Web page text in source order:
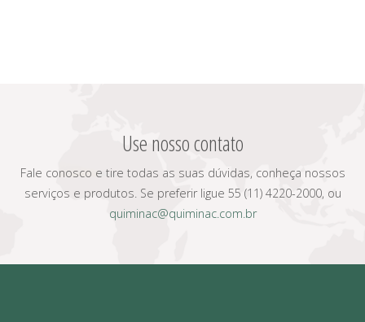
Use nosso contato
Fale conosco e tire todas as suas dúvidas, conheça nossos
serviços e produtos. Se preferir ligue 55 (11) 4220-2000, ou
quiminac@quiminac.com.br